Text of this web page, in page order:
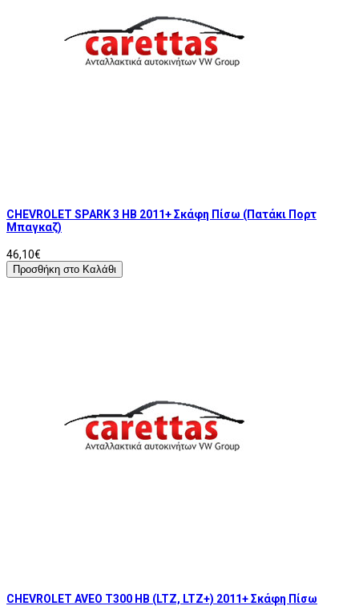
CHEVROLET SPARK 3 HB 2011+ Σκάφη Πίσω (Πατάκι Πορτ
Μπαγκαζ)
46,10€
Προσθήκη στο Καλάθι
CHEVROLET AVEO T300 HB (LTZ, LTZ+) 2011+ Σκάφη Πίσω